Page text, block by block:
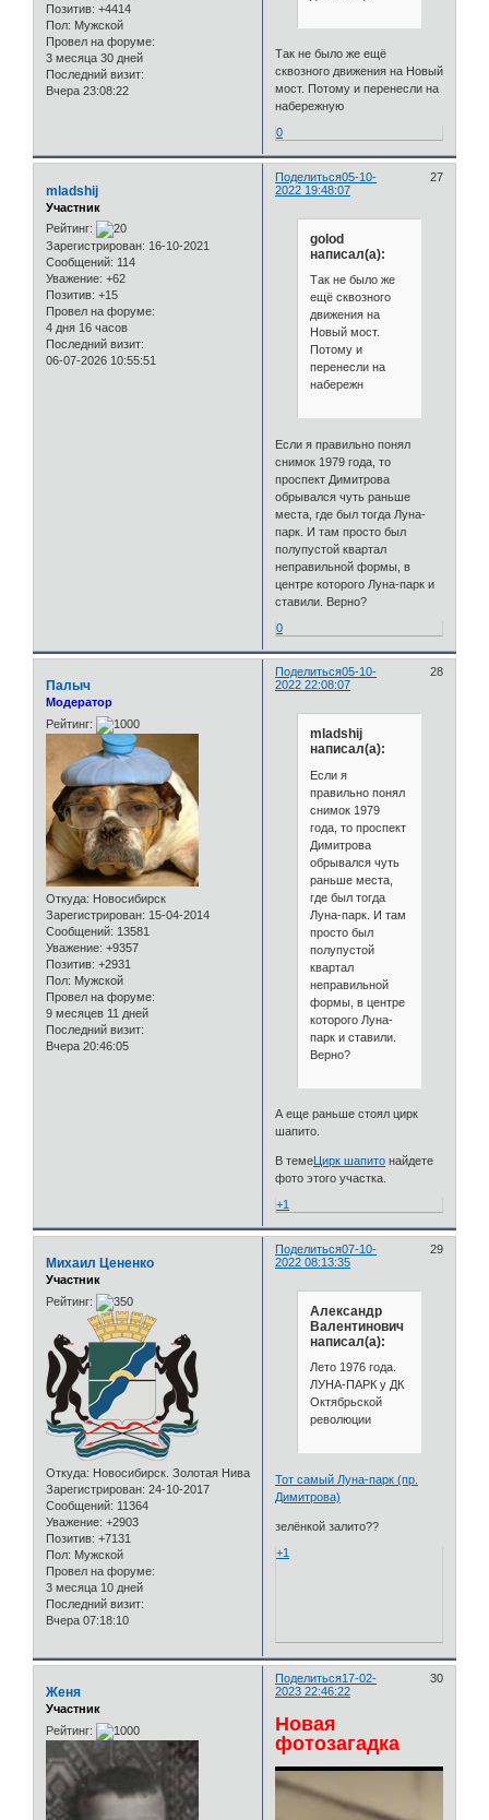
Позитив: +4414
Пол: Мужской
Провел на форуме:
3 месяца 30 дней
Последний визит:
Вчера 23:08:22
Так не было же ещё
сквозного движения на Новый
мост. Потому и перенесли на
набережную
0
Поделиться 27
05-10-
2022 19:48:07
mladshij
Участник
Рейтинг:
Зарегистрирован: 16-10-2021
Сообщений: 114
Уважение: +62
Позитив: +15
Провел на форуме:
4 дня 16 часов
Последний визит:
06-07-2026 10:55:51
golod
написал(а):
Так не было же
ещё сквозного
движения на
Новый мост.
Потому и
перенесли на
набережн
Если я правильно понял
снимок 1979 года, то
проспект Димитрова
обрывался чуть раньше
места, где был тогда Луна-
парк. И там просто был
полупустой квартал
неправильной формы, в
центре которого Луна-парк и
ставили. Верно?
0
Поделиться 28
05-10-
2022 22:08:07
Палыч
Модератор
Рейтинг:
Откуда: Новосибирск
Зарегистрирован: 15-04-2014
Сообщений: 13581
Уважение: +9357
Позитив: +2931
Пол: Мужской
Провел на форуме:
9 месяцев 11 дней
Последний визит:
Вчера 20:46:05
mladshij
написал(а):
Если я
правильно понял
снимок 1979
года, то проспект
Димитрова
обрывался чуть
раньше места,
где был тогда
Луна-парк. И там
просто был
полупустой
квартал
неправильной
формы, в центре
которого Луна-
парк и ставили.
Верно?
А еще раньше стоял цирк
шапито.
В теме Цирк шапито найдете
фото этого участка.
+1
Поделиться 29
07-10-
2022 08:13:35
Михаил Цененко
Участник
Рейтинг:
Откуда: Новосибирск. Золотая Нива
Зарегистрирован: 24-10-2017
Сообщений: 11364
Уважение: +2903
Позитив: +7131
Пол: Мужской
Провел на форуме:
3 месяца 10 дней
Последний визит:
Вчера 07:18:10
Александр
Валентинович
написал(а):
Лето 1976 года.
ЛУНА-ПАРК у ДК
Октябрьской
революции
Тот самый Луна-парк (пр.
Димитрова)
зелёнкой залито??
+1
Поделиться 30
17-02-
2023 22:46:22
Женя
Участник
Рейтинг:
Новая
фотозагадка